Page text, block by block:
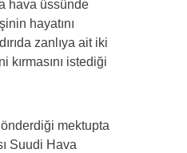
hava üssünde
hayatını
zanlıya ait iki
kırmasını istediği
mektupta
Suudi Hava